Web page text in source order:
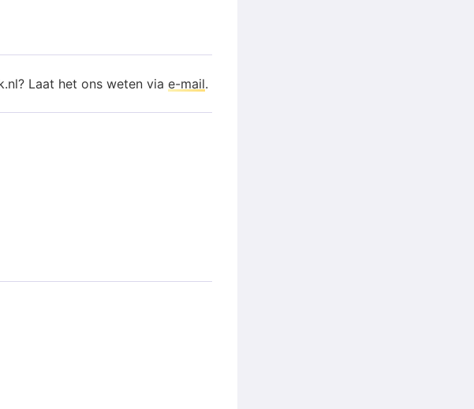
Laat het ons weten via e-mail.